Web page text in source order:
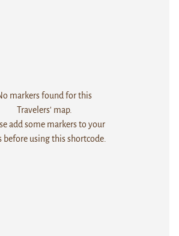
markers found for this
Travelers' map.
add some markers to your
before using this shortcode.